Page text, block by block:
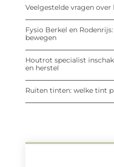
Veelgestelde vragen
Fysio Berkel en
bewegen
Houtrot specialist
en herstel
Ruiten tinten: welke tint